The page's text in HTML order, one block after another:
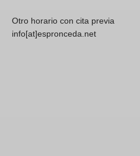
Otro horario con cita previa
info[at]espronceda.net